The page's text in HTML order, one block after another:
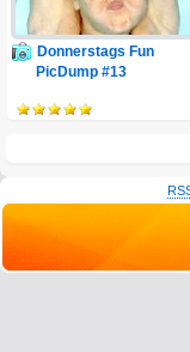
Donnerstags Fun
PicDump #13